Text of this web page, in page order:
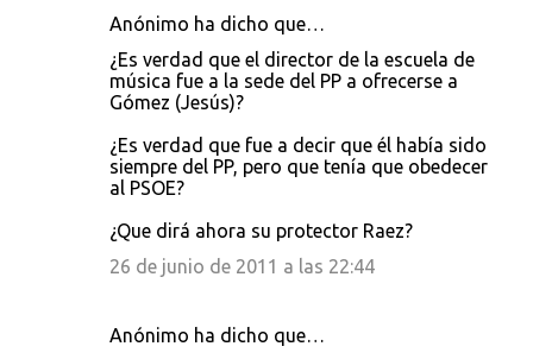
Anónimo ha dicho que…
¿Es verdad que el director de la escuela de
música fue a la sede del PP a ofrecerse a
Gómez (Jesús)?
¿Es verdad que fue a decir que él había sido
siempre del PP, pero que tenía que obedecer
al PSOE?
¿Que dirá ahora su protector Raez?
26 de junio de 2011 a las 22:44
Anónimo ha dicho que…